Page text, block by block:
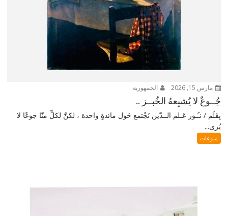
مارس 15, 2026 الجمهورية
جُــوعٌ لا يُشبِعهُ الخُبــز ..
بِقَلَم / نـُـور عَـلم الــدّين نَجْتمع حَول مائدةٍ واحدة ، لكنَّ لكلٍّ منّا جوعًا لا
يُرى...
منوعات